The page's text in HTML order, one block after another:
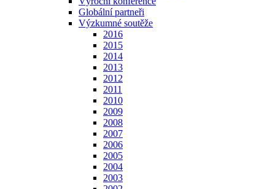
Globální partneři
Výzkumné soutěže
2016
2015
2014
2013
2012
2011
2010
2009
2008
2007
2006
2005
2004
2003